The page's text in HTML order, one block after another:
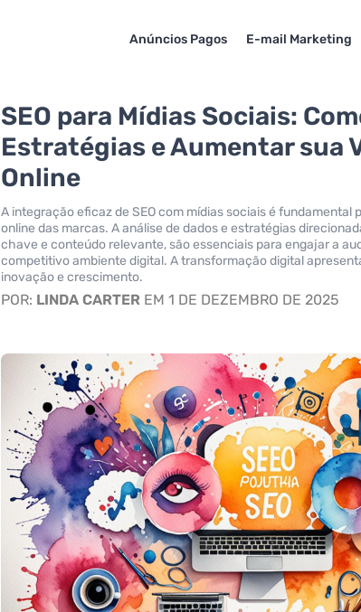
Anúncios Pagos E-mail Marketing
SEO para Mídias Sociais:
Estratégias e Aumentar sua
Online
A integração eficaz de SEO com mídias sociais é fundamental
online das marcas. A análise de dados e estratégias
chave e conteúdo relevante, são essenciais para engajar a
competitivo ambiente digital. A transformação digital
inovação e crescimento.
POR: LINDA CARTER EM 1 DE DEZEMBRO DE 2025